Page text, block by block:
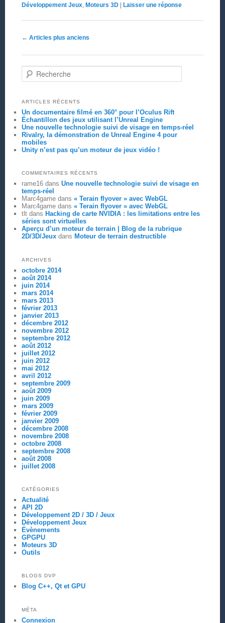
Développement Jeux, Moteurs 3D | Laisser une réponse
Navigation des articles
← Articles plus anciens
Recherche
ARTICLES RÉCENTS
Un documentaire filmé en 360° pour l’Oculus Rift
Échantillon des jeux utilisant l’Unreal Engine
Une nouvelle technologie suivi de visage en temps-réel
Rivalry, la démonstration de Unreal Engine 4 pour
mobiles
Unity n’est pas qu’un moteur de jeux vidéo !
COMMENTAIRES RÉCENTS
rame16dans Une nouvelle technologie suivi de visage en
temps-réel
Marc4gamedans « Terain flyover » avec WebGL
Marc4gamedans « Terain flyover » avec WebGL
tltdans Hacking de carte NVIDIA : les limitations entre les
séries sont virtuelles
Aperçu d’un moteur de terrain | Blog de la rubrique
2D/3D/Jeuxdans Moteur de terrain destructible
ARCHIVES
octobre 2014
août 2014
juin 2014
mars 2014
mars 2013
février 2013
janvier 2013
décembre 2012
novembre 2012
septembre 2012
août 2012
juillet 2012
juin 2012
mai 2012
avril 2012
septembre 2009
août 2009
juin 2009
mars 2009
février 2009
janvier 2009
décembre 2008
novembre 2008
octobre 2008
septembre 2008
août 2008
juillet 2008
CATÉGORIES
Actualité
API 2D
Développement 2D / 3D / Jeux
Développement Jeux
Évènements
GPGPU
Moteurs 3D
Outils
BLOGS DVP
Blog C++, Qt et GPU
MÉTA
Connexion